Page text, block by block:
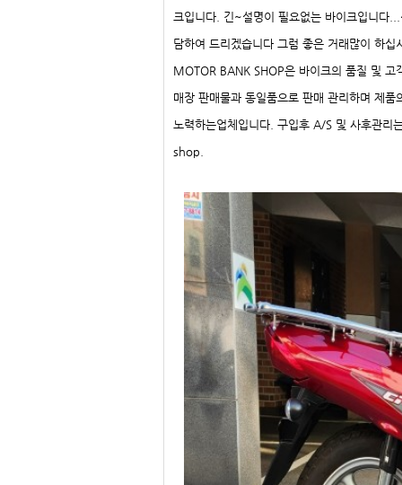
크입니다. 긴~설명이 필요없는 바이크입니다
담하여 드리겠습니다 그럼 좋은 거래많이
MOTOR BANK SHOP은 바이크의 품질 및 고
매장 판매물과 동일품으로 판매 관리하며 제
노력하는업체입니다. 구입후 A/S 및 사후
shop.